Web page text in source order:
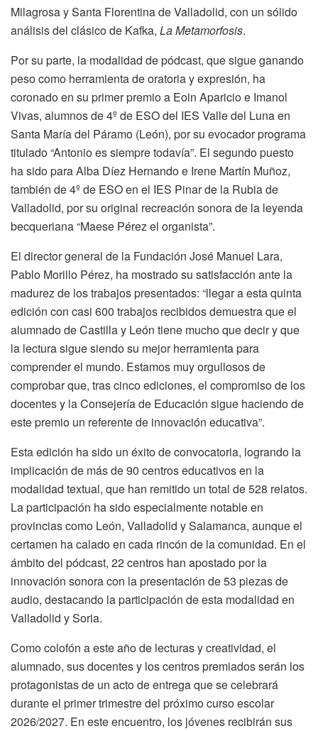
Milagrosa y Santa Florentina de Valladolid, con un sólido
análisis del clásico de Kafka, La Metamorfosis.
Por su parte, la modalidad de pódcast, que sigue ganando
peso como herramienta de oratoria y expresión, ha
coronado en su primer premio a Eoin Aparicio e Imanol
Vivas, alumnos de 4º de ESO del IES Valle del Luna en
Santa María del Páramo (León), por su evocador programa
titulado “Antonio es siempre todavía”. El segundo puesto
ha sido para Alba Díez Hernando e Irene Martín Muñoz,
también de 4º de ESO en el IES Pinar de la Rubia de
Valladolid, por su original recreación sonora de la leyenda
becqueriana “Maese Pérez el organista”.
El director general de la Fundación José Manuel Lara,
Pablo Morillo Pérez, ha mostrado su satisfacción ante la
madurez de los trabajos presentados: “llegar a esta quinta
edición con casi 600 trabajos recibidos demuestra que el
alumnado de Castilla y León tiene mucho que decir y que
la lectura sigue siendo su mejor herramienta para
comprender el mundo. Estamos muy orgullosos de
comprobar que, tras cinco ediciones, el compromiso de los
docentes y la Consejería de Educación sigue haciendo de
este premio un referente de innovación educativa”.
Esta edición ha sido un éxito de convocatoria, logrando la
implicación de más de 90 centros educativos en la
modalidad textual, que han remitido un total de 528 relatos.
La participación ha sido especialmente notable en
provincias como León, Valladolid y Salamanca, aunque el
certamen ha calado en cada rincón de la comunidad. En el
ámbito del pódcast, 22 centros han apostado por la
innovación sonora con la presentación de 53 piezas de
audio, destacando la participación de esta modalidad en
Valladolid y Soria.
Como colofón a este año de lecturas y creatividad, el
alumnado, sus docentes y los centros premiados serán los
protagonistas de un acto de entrega que se celebrará
durante el primer trimestre del próximo curso escolar
2026/2027. En este encuentro, los jóvenes recibirán sus